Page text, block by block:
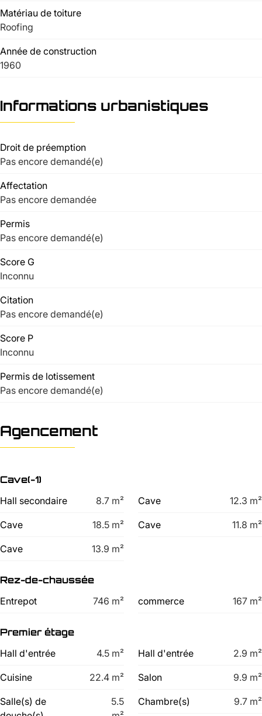
Matériau de toiture
Roofing
Année de construction
1960
Informations urbanistiques
Droit de préemption
Pas encore demandé(e)
Affectation
Pas encore demandée
Permis
Pas encore demandé(e)
Score G
Inconnu
Citation
Pas encore demandé(e)
Score P
Inconnu
Permis de lotissement
Pas encore demandé(e)
Agencement
Cave(-1)
Hall secondaire
8.7 m² Cave 12.3 m²
Cave 18.5 m² Cave 11.8 m²
Cave 13.9 m²
Rez-de-chaussée
Entrepot
746 m² commerce 167 m²
Premier étage
Hall d'entrée
4.5 m² Hall d'entrée 2.9 m²
Cuisine 22.4 m² Salon 9.9 m²
Salle(s) de
5.5
Chambre(s) 9.7 m²